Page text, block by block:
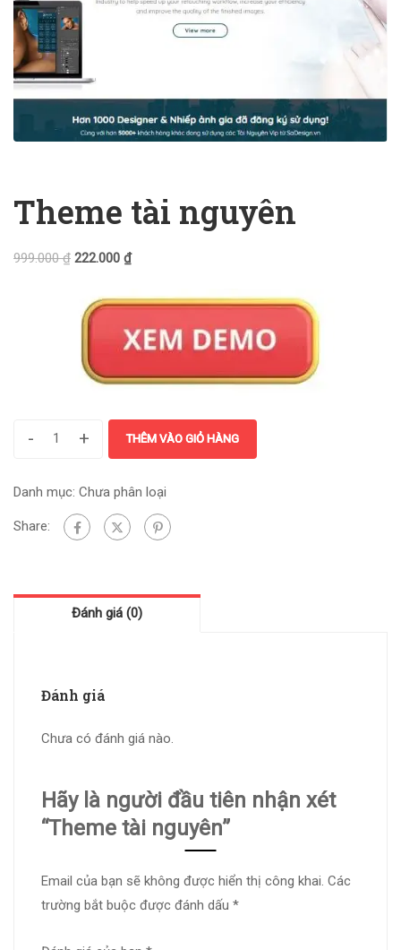
Theme tài nguyên
999.000₫ 222.000 ₫
- + THÊM VÀO GIỎ HÀNG
Danh mục: Chưa phân loại
Share:
Đánh giá (0)
Đánh giá
Chưa có đánh giá nào.
Hãy là người đầu tiên nhận xét
“Theme tài nguyên”
Email của bạn sẽ không được hiển thị công khai. Các
trường bắt buộc được đánh dấu *